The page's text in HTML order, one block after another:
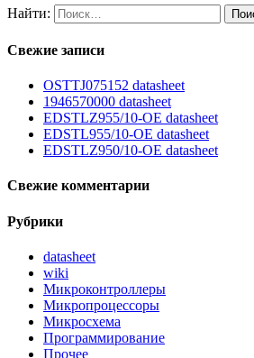
Найти:
Свежие записи
OSTTJ075152 datasheet
1946570000 datasheet
EDSTLZ955/10-OE datasheet
EDSTL955/10-OE datasheet
EDSTLZ950/10-OE datasheet
Свежие комментарии
Рубрики
datasheet
wiki
Микроконтроллеры
Микропроцессоры
Микросхема
Программирование
Прочее